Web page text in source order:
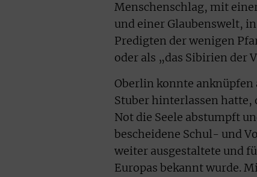
Menschenschlag, mit
und einer Glaubenswelt,
Predigten der wenigen
oder als „das Sibirien der
Oberlin konnte anknüpfen
Stuber hinterlassen hatte,
Not die Seele abstumpft
bescheidene Schul- und
weiter ausgestaltete und
Europas bekannt wurde.